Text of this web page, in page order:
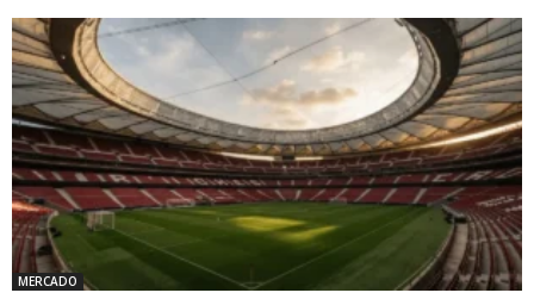
MERCADO